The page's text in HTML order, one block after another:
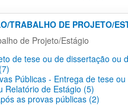
TRABALHO DE PROJETO/
de Projeto/Estágio
de tese ou de dissertação ou
Públicas - Entrega de tese
Relatório de Estágio (5)
as provas públicas (2)